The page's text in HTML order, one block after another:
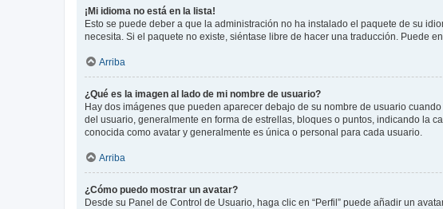
¡Mi idioma no está en la lista!
Esto se puede deber a que la administración no ha instalado el paquete de su
necesita. Si el paquete no existe, siéntase libre de hacer una traducción. Puede
Arriba
¿Qué es la imagen al lado de mi nombre de usuario?
Hay dos imágenes que pueden aparecer debajo de su nombre de usuario
del usuario, generalmente en forma de estrellas, bloques o puntos, indicando la
conocida como avatar y generalmente es única o personal para cada usuario.
Arriba
¿Cómo puedo mostrar un avatar?
Desde su Panel de Control de Usuario, haga clic en “Perfil” puede añadir un